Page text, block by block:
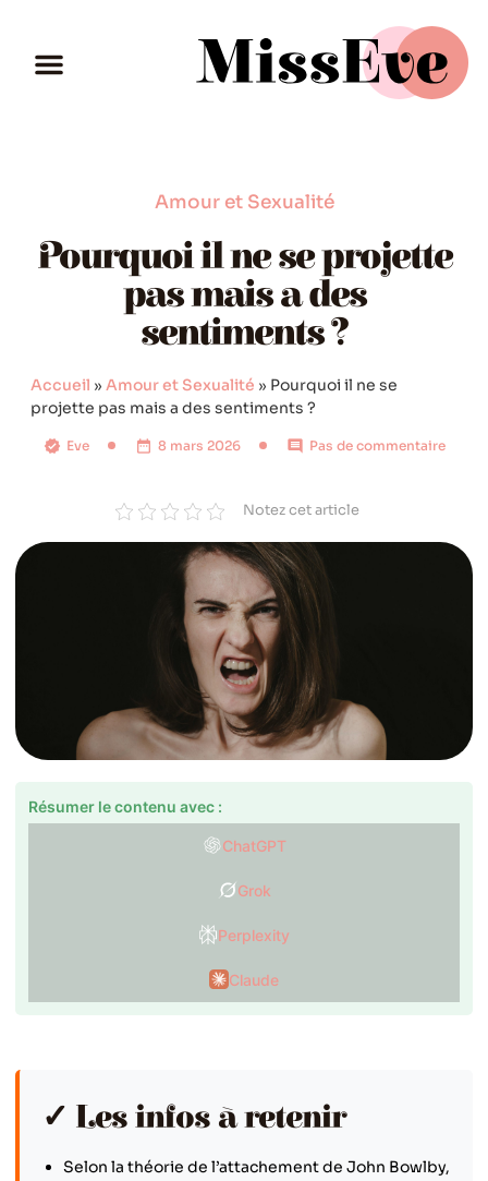
Amour et Sexualité
Pourquoi il ne se projette
pas mais a des
sentiments ?
Accueil » Amour et Sexualité » Pourquoi il ne se
projette pas mais a des sentiments ?
Eve 8 mars 2026 Pas de commentaire
Notez cet article
Résumer le contenu avec :
ChatGPT
Grok
Perplexity
Claude
✓ Les infos à retenir
Selon la théorie de l’attachement de John Bowlby,